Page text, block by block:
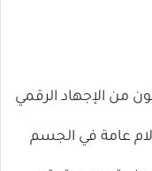
من الإجهاد الرقمي
عامة في الجسم